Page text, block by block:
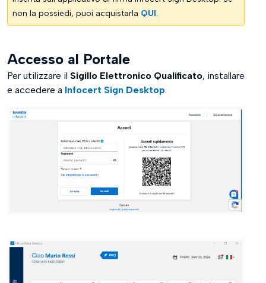
non la possiedi, puoi acquistarla QUI.
Accesso al Portale
Per utilizzare il Sigillo Elettronico Qualificato, installare
e accedere a Infocert Sign Desktop